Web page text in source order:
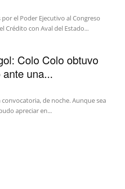
el Poder Ejecutivo al Congreso
Crédito con Aval del Estado...
Colo Colo obtuvo
una...
de noche. Aunque sea
apreciar en...